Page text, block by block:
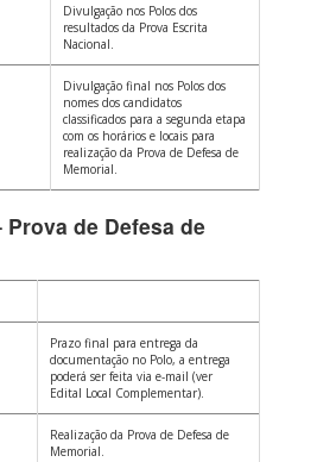
Divulgação nos Polos dos
resultados da Prova Escrita
Nacional.
Divulgação final nos Polos dos
nomes dos candidatos
classificados para a segunda etapa
com os horários e locais para
realização da Prova de Defesa de
Memorial.
de Defesa de
Prazo final para entrega da
documentação no Polo, a entrega
poderá ser feita via e-mail (ver
Edital Local Complementar).
Realização da Prova de Defesa de
Memorial.